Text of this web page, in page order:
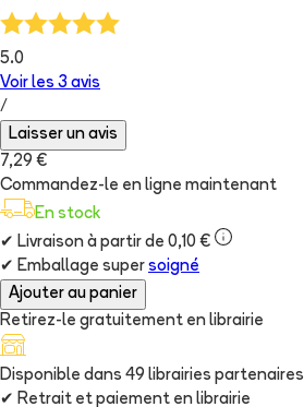
5.0
Voir les 3 avis
/
Laisser un avis
7,29 €
Commandez-le en ligne maintenant
En stock
✔ Livraison à partir de 0,10 €
✔ Emballage super soigné
Ajouter au panier
Retirez-le gratuitement en librairie
Disponible dans 49 librairies partenaires
✔ Retrait et paiement en librairie